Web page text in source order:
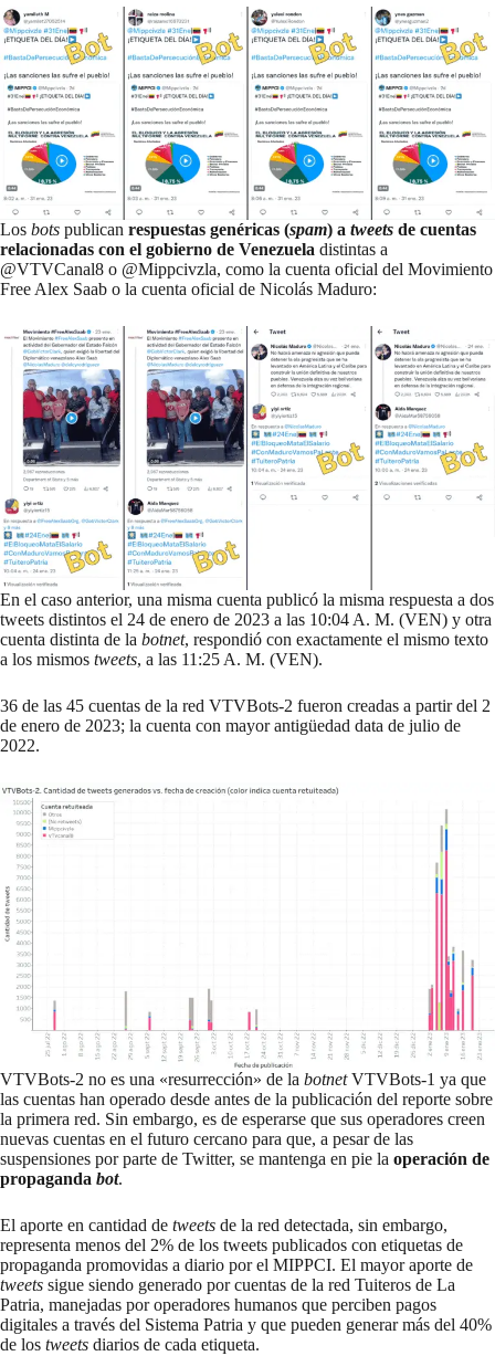
Los bots publican respuestas genéricas (spam) a tweets de cuentas
relacionadas con el gobierno de Venezuela distintas a
@VTVCanal8 o @Mippcivzla, como la cuenta oficial del Movimiento
Free Alex Saab o la cuenta oficial de Nicolás Maduro:
En el caso anterior, una misma cuenta publicó la misma respuesta a dos
tweets distintos el 24 de enero de 2023 a las 10:04 A. M. (VEN) y otra
cuenta distinta de la botnet, respondió con exactamente el mismo texto
a los mismos tweets, a las 11:25 A. M. (VEN).
36 de las 45 cuentas de la red VTVBots-2 fueron creadas a partir del 2
de enero de 2023; la cuenta con mayor antigüedad data de julio de
2022.
VTVBots-2 no es una «resurrección» de la botnetVTVBots-1 ya que
las cuentas han operado desde antes de la publicación del reporte sobre
la primera red. Sin embargo, es de esperarse que sus operadores creen
nuevas cuentas en el futuro cercano para que, a pesar de las
suspensiones por parte de Twitter, se mantenga en pie la operación de
propaganda bot.
El aporte en cantidad de tweets de la red detectada, sin embargo,
representa menos del 2% de los tweets publicados con etiquetas de
propaganda promovidas a diario por el MIPPCI. El mayor aporte de
tweets sigue siendo generado por cuentas de la red Tuiteros de La
Patria, manejadas por operadores humanos que perciben pagos
digitales a través del Sistema Patria y que pueden generar más del 40%
de los tweets diarios de cada etiqueta.